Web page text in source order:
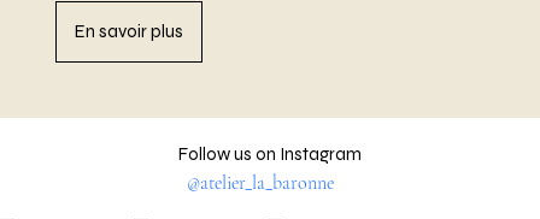
En savoir plus
Follow us on Instagram
@atelier_la_baronne